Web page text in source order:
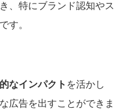
、特にブランド認知やス
す。
なインパクト を活かし
広告を出すことができま